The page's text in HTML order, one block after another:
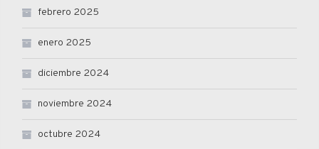
febrero 2025
enero 2025
diciembre 2024
noviembre 2024
octubre 2024